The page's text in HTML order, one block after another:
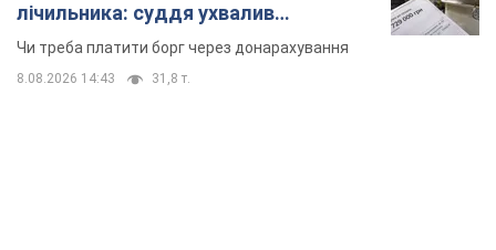
лічильника: суддя ухвалив
неочікуване рішення
Чи треба платити борг через донарахування
8.08.2026 14:43 31,8 т.